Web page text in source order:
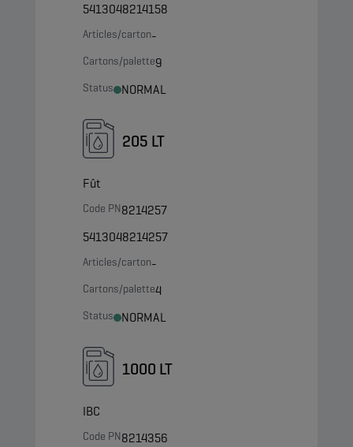
5413048214158
Articles/carton-
Cartons/palette9
Status NORMAL
205 LT
Fût
Code PN8214257
5413048214257
Articles/carton-
Cartons/palette4
Status NORMAL
1000 LT
IBC
Code PN8214356